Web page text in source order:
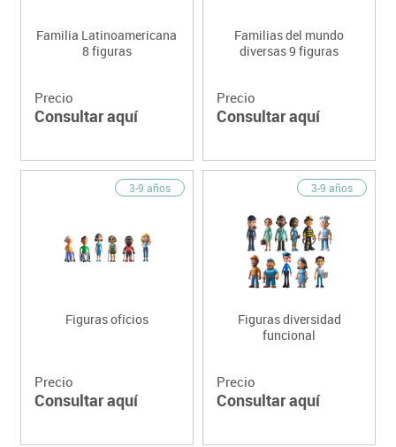
Familia Latinoamericana
8 figuras
Precio
Consultar aquí
Familias del mundo
diversas 9 figuras
Precio
Consultar aquí
3-9 años
Figuras oficios
Precio
Consultar aquí
3-9 años
Figuras diversidad
funcional
Precio
Consultar aquí